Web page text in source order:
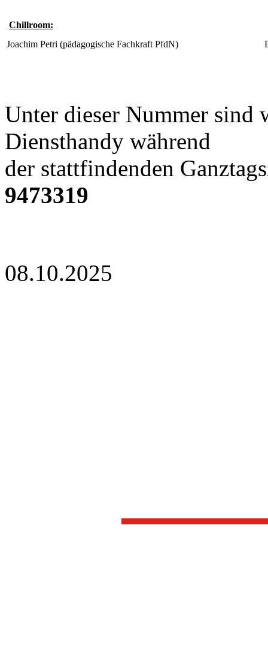
Chillroom:
Joachim Petri (pädagogische Fachkraft PfdN)
Unter dieser Nummer sind
Diensthandy während
der stattfindenden
9473319
08.10.2025